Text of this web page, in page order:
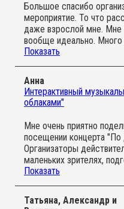
Большое спасибо
мероприятие. То что
даже взрослой мне. Мне
вообще идеально.
подавалась в
ребенка очень интересно.
Показать
Анна
Интерактивный
облаками"
Мне очень приятно
посещении концерта "По
Организаторы
маленьких зрителях,
интерактивных
семью. Дети были
происходящее. Они
участвовать в
Показать
Татьяна, Александр и